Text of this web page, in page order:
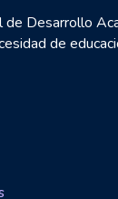
de Desarrollo
de